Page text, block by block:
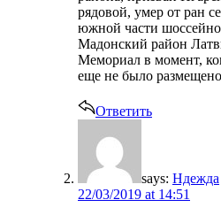
рядовой, умер от ран
южной части
Мадонский район
Мемориал в момент,
еще не было
Ответить
says: Ндежда
22/03/2019 at 14:51